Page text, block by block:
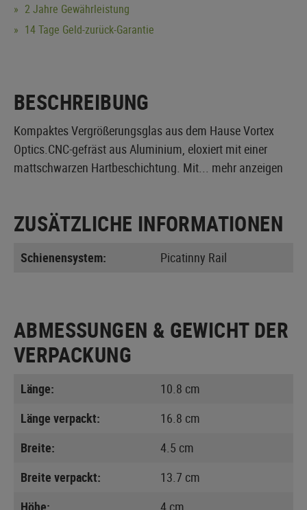
2 Jahre Gewährleistung
14 Tage Geld-zurück-Garantie
BESCHREIBUNG
Kompaktes Vergrößerungsglas aus dem Hause Vortex
Optics.CNC-gefräst aus Aluminium, eloxiert mit einer
mattschwarzen Hartbeschichtung. Mit... mehr anzeigen
ZUSÄTZLICHE INFORMATIONEN
Schienensystem: Picatinny Rail
ABMESSUNGEN & GEWICHT DER
VERPACKUNG
Länge:
10.8 cm
Länge verpackt:
16.8 cm
Breite:
4.5 cm
Breite verpackt:
13.7 cm
Höhe:
4 cm